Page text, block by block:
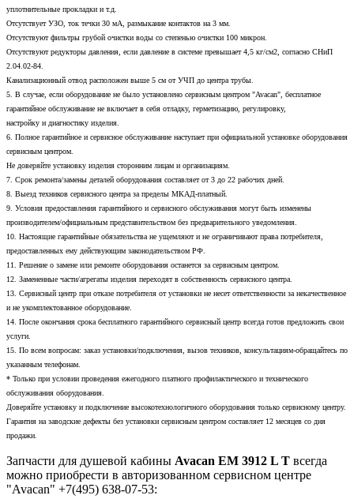
уплотнительные прокладки и т.д.
Отсутствует УЗО, ток течки 30 мА, размыкание контактов на 3 мм.
Отсутствуют фильтры грубой очистки воды со степенью очистки 100 микрон.
Отсутствуют редукторы давления, если давление в системе превышает 4,5 кг/см2, согласно СНиП
2.04.02-84.
Канализационный отвод расположен выше 5 см от УЧП до центра трубы.
5. В случае, если оборудование не было установлено сервисным центром "Avacan", бесплатное
гарантийное обслуживание не включает в себя отладку, герметизацию, регулировку,
настройку и диагностику изделия.
6. Полное гарантийное и сервисное обслуживание наступает при официальной установке оборудования
сервисным центром.
Не доверяйте установку изделия сторонним лицам и организациям.
7. Срок ремонта/замены деталей оборудования составляет от 3 до 22 рабочих дней.
8. Выезд техников сервисного центра за пределы МКАД-платный.
9. Условия предоставления гарантийного и сервисного обслуживания могут быть изменены
производителем/официальным представительством без предварительного уведомления.
10. Настоящие гарантийные обязательства не ущемляют и не ограничивают права потребителя,
предоставленных ему действующим законодательством РФ.
11. Решение о замене или ремонте оборудования останется за сервисным центром.
12. Замененные части/агрегаты изделия переходят в собственность сервисного центра.
13. Сервисный центр при отказе потребителя от установки не несет ответственности за некачественное
и не укомплектованное оборудование.
14. После окончания срока бесплатного гарантийного сервисный центр всегда готов предложить свои
услуги.
15. По всем вопросам: заказ установки/подключения, вызов техников, консультациям-обращайтесь по
указанным телефонам.
* Только при условии проведения ежегодного платного профилактического и технического
обслуживания оборудования.
Доверяйте установку и подключение высокотехнологичного оборудования только сервисному центру.
Гарантия на заводские дефекты без установки сервисным центром составляет 12 месяцев со дня
продажи.
Запчасти для душевой кабины Avacan EM 3912 L T всегда
можно приобрести в авторизованном сервисном центре
"Avacan" +7(495) 638-07-53: